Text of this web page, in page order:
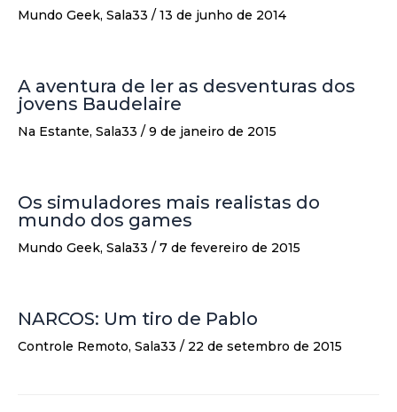
Mundo Geek, Sala33 / 13 de junho de 2014
A aventura de ler as desventuras dos
jovens Baudelaire
Na Estante, Sala33 / 9 de janeiro de 2015
Os simuladores mais realistas do
mundo dos games
Mundo Geek, Sala33 / 7 de fevereiro de 2015
NARCOS: Um tiro de Pablo
Controle Remoto, Sala33 / 22 de setembro de 2015